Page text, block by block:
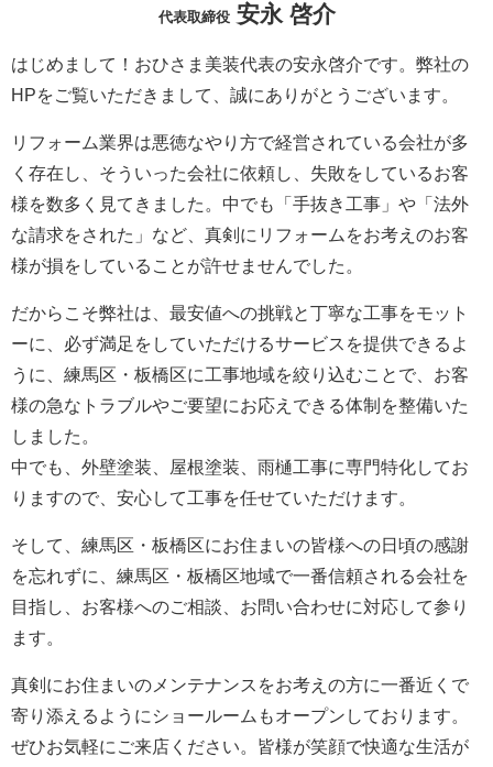
代表取締役安永 啓介
はじめまして！おひさま美装代表の安永啓介です。弊社の
HPをご覧いただきまして、誠にありがとうございます。
リフォーム業界は悪徳なやり方で経営されている会社が多
く存在し、そういった会社に依頼し、失敗をしているお客
様を数多く見てきました。中でも「手抜き工事」や「法外
な請求をされた」など、真剣にリフォームをお考えのお客
様が損をしていることが許せませんでした。
だからこそ弊社は、最安値への挑戦と丁寧な工事をモット
ーに、必ず満足をしていただけるサービスを提供できるよ
うに、練馬区・板橋区に工事地域を絞り込むことで、お客
様の急なトラブルやご要望にお応えできる体制を整備いた
しました。
中でも、外壁塗装、屋根塗装、雨樋工事に専門特化してお
りますので、安心して工事を任せていただけます。
そして、練馬区・板橋区にお住まいの皆様への日頃の感謝
を忘れずに、練馬区・板橋区地域で一番信頼される会社を
目指し、お客様へのご相談、お問い合わせに対応して参り
ます。
真剣にお住まいのメンテナンスをお考えの方に一番近くで
寄り添えるようにショールームもオープンしております。
ぜひお気軽にご来店ください。皆様が笑顔で快適な生活が